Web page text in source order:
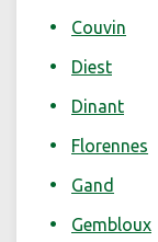
Couvin
Diest
Dinant
Florennes
Gand
Gembloux